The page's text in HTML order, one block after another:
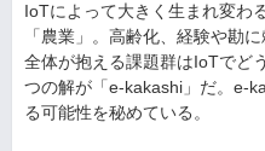
IoTによって大きく生まれ変わ
「農業」。高齢化、経験や勘
全体が抱える課題群はIoTでど
つの解が「e-kakashi」だ。e-
る可能性を秘めている。